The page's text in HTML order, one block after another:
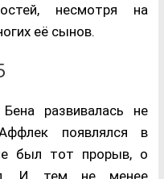
несмотря на
её сынов.
развивалась не
появлялся в
был тот прорыв, о
И тем не менее